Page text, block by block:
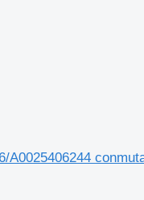
A0025406244